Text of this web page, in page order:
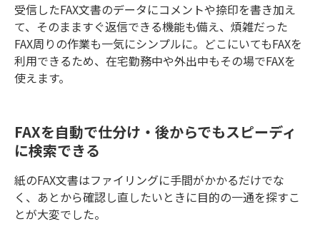
受信したFAX文書のデータにコメントや捺印を書き加え
て、そのまますぐ返信できる機能も備え、煩雑だった
FAX周りの作業も一気にシンプルに。どこにいてもFAXを
利用できるため、在宅勤務中や外出中もその場でFAXを
使えます。
FAXを自動で仕分け・後からでもスピーディ
に検索できる
紙のFAX文書はファイリングに手間がかかるだけでな
く、あとから確認し直したいときに目的の一通を探すこ
とが大変でした。